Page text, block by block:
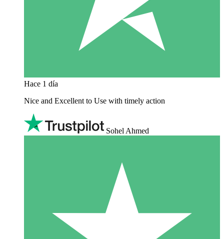
Hace 1 día
Nice and Excellent to Use with timely action
Sohel Ahmed